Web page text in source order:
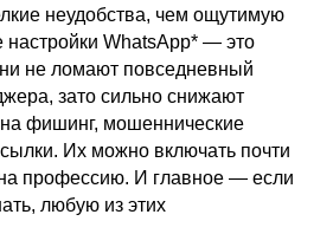
неудобства, чем ощутимую
настройки WhatsApp* — это
не ломают повседневный
зато сильно снижают
фишинг, мошеннические
Их можно включать почти
профессию. И главное — если
любую из этих